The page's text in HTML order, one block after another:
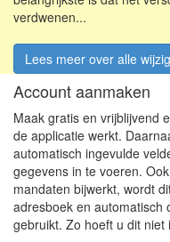
verdwenen...
Lees meer over alle
Account aanmaken
Maak gratis en vrijblijvend
de applicatie werkt.
automatisch ingevulde
gegevens in te voeren.
mandaten bijwerkt, wordt
adresboek en automatisch
gebruikt. Zo hoeft u dit